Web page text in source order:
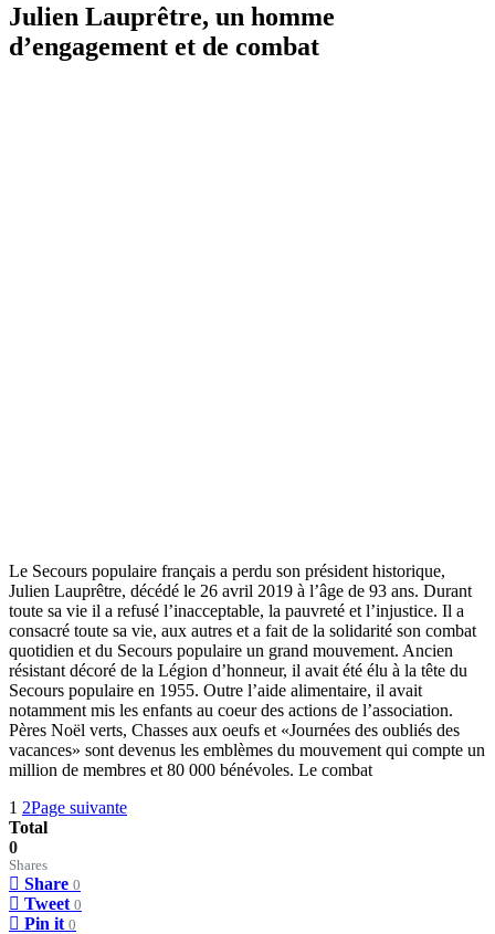
Julien Lauprêtre, un homme
d’engagement et de combat
Le Secours populaire français a perdu son président historique,
Julien Lauprêtre, décédé le 26 avril 2019 à l’âge de 93 ans. Durant
toute sa vie il a refusé l’inacceptable, la pauvreté et l’injustice. Il a
consacré toute sa vie, aux autres et a fait de la solidarité son combat
quotidien et du Secours populaire un grand mouvement. Ancien
résistant décoré de la Légion d’honneur, il avait été élu à la tête du
Secours populaire en 1955. Outre l’aide alimentaire, il avait
notamment mis les enfants au coeur des actions de l’association.
Pères Noël verts, Chasses aux oeufs et «Journées des oubliés des
vacances» sont devenus les emblèmes du mouvement qui compte un
million de membres et 80 000 bénévoles. Le combat
1 2Page suivante
Total
0
Shares
Share 0
Tweet 0
Pin it 0